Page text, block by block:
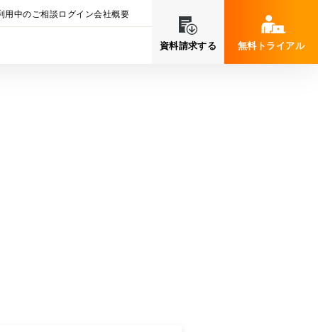
用中のご相談 ログイン会社概要
資料請求する 無料トライアル